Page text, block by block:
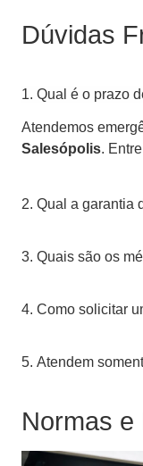
Dúvidas
1. Qual é o prazo
Atendemos
Salesópolis.
2. Qual a garantia
3. Quais são os
4. Como solicitar
5. Atendem
Normas e